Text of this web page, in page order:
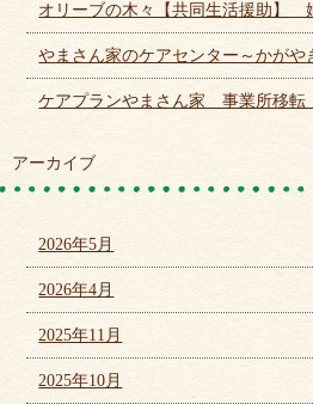
オリーブの木々【共同生活援助】
やまさん家のケアセンター～かが
ケアプランやまさん家 事業所移
アーカイブ
2026年5月
2026年4月
2025年11月
2025年10月